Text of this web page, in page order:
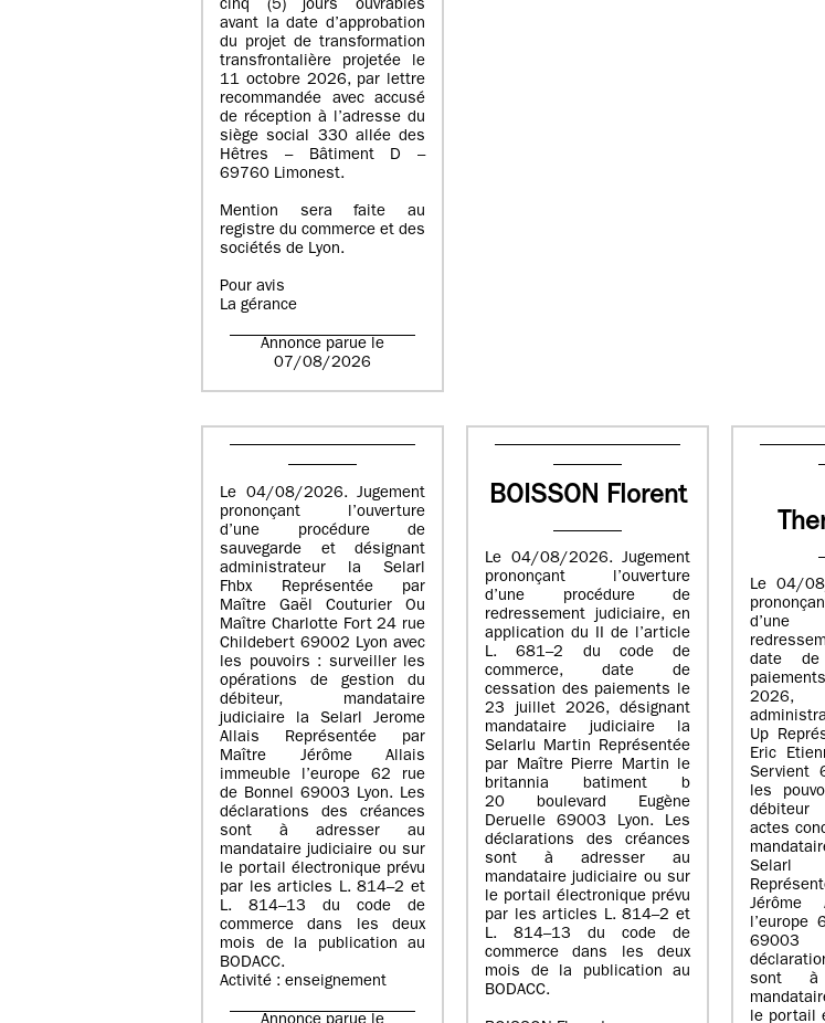
cinq (5) jours ouvrables
avant la date d’approbation
du projet de transformation
transfrontalière projetée le
11 octobre 2026, par lettre
recommandée avec accusé
de réception à l’adresse du
siège social 330 allée des
Hêtres – Bâtiment D –
69760 Limonest.
Mention sera faite au
registre du commerce et des
sociétés de Lyon.
Pour avis
La gérance
Annonce parue le
07/08/2026
Le 04/08/2026. Jugement
prononçant l’ouverture
d’une procédure de
sauvegarde et désignant
administrateur la Selarl
Fhbx Représentée par
Maître Gaël Couturier Ou
Maître Charlotte Fort 24 rue
Childebert 69002 Lyon avec
les pouvoirs : surveiller les
opérations de gestion du
débiteur, mandataire
judiciaire la Selarl Jerome
Allais Représentée par
Maître Jérôme Allais
immeuble l’europe 62 rue
de Bonnel 69003 Lyon. Les
déclarations des créances
sont à adresser au
mandataire judiciaire ou sur
le portail électronique prévu
par les articles L. 814–2 et
L. 814–13 du code de
commerce dans les deux
mois de la publication au
BODACC.
Activité : enseignement
BOISSON Florent
Le 04/08/2026. Jugement
prononçant l’ouverture
d’une procédure de
redressement judiciaire, en
application du II de l’article
L. 681–2 du code de
commerce, date de
cessation des paiements le
23 juillet 2026, désignant
mandataire judiciaire la
Selarlu Martin Représentée
par Maître Pierre Martin le
britannia batiment b
20 boulevard Eugène
Deruelle 69003 Lyon. Les
déclarations des créances
sont à adresser au
mandataire judiciaire ou sur
le portail électronique prévu
par les articles L. 814–2 et
L. 814–13 du code de
commerce dans les deux
mois de la publication au
BODACC.
Le 04/
d’une
date de
Up
Eric
Servient
les
actes
Selarl
Jérôme
l’europe
sont à
le portail